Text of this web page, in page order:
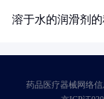
溶于水的润滑剂
药品医疗器械网络